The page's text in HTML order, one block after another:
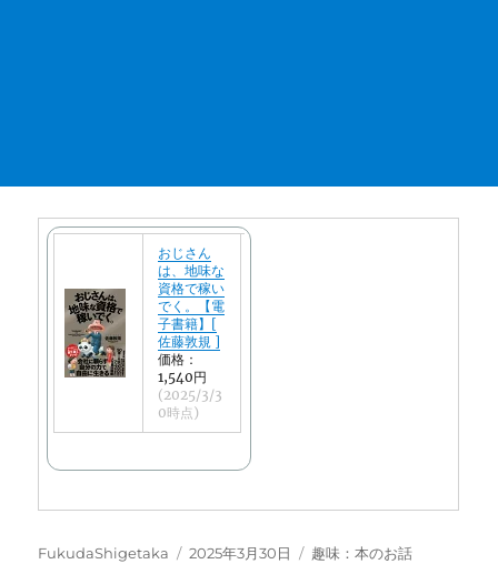
おじさん
は、地味な
資格で稼い
でく。【電
子書籍】[
佐藤敦規 ]
価格：
1,540円
(2025/3/3
0時点)
投
FukudaShigetaka
投
2025年3月30日
カ
趣味：本のお話